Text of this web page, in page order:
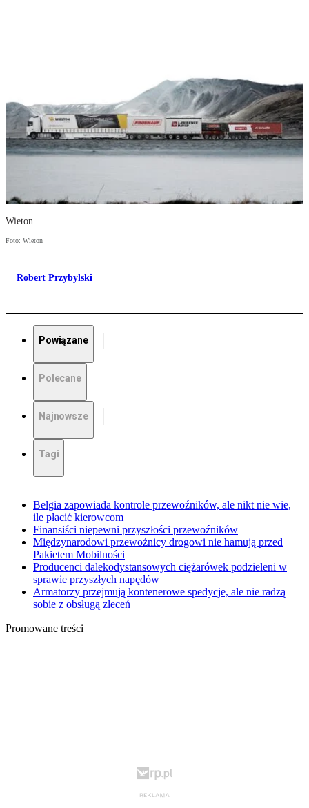
Wieton
Foto: Wieton
Robert Przybylski
Powiązane
Polecane
Najnowsze
Tagi
Belgia zapowiada kontrole przewoźników, ale nikt nie wie,
ile płacić kierowcom
Finansiści niepewni przyszłości przewoźników
Międzynarodowi przewoźnicy drogowi nie hamują przed
Pakietem Mobilności
Producenci dalekodystansowych ciężarówek podzieleni w
sprawie przyszłych napędów
Armatorzy przejmują kontenerowe spedycje, ale nie radzą
sobie z obsługą zleceń
Promowane treści